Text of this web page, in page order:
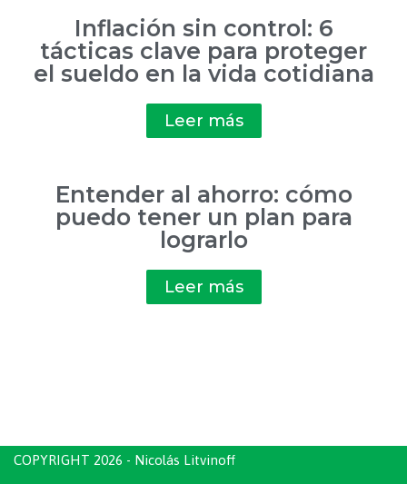
Inflación sin control: 6
tácticas clave para proteger
el sueldo en la vida cotidiana
Leer más
Entender al ahorro: cómo
puedo tener un plan para
lograrlo
Leer más
COPYRIGHT 2026 - Nicolás Litvinoff